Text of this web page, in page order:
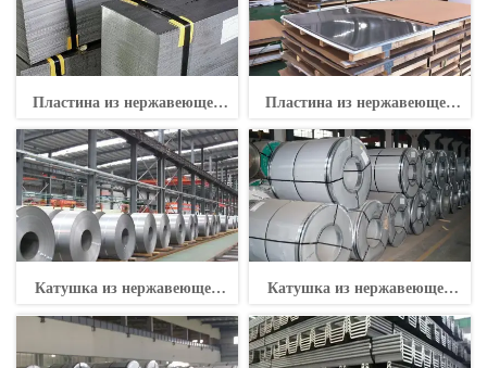
Пластина из нержавеющей
Пластина из нержавеющей
Катушка из нержавеющей
Катушка из нержавеющей
нержавеющей стали